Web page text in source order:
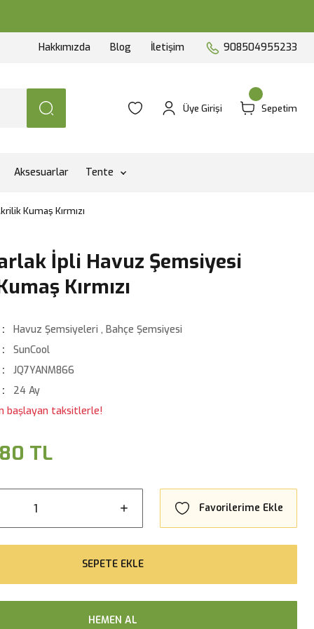
Hakkımızda Blog İletişim 908504955233
Üye Girişi Sepetim
Aksesuarlar Tente
Kumaş Kırmızı
İpli Havuz Şemsiyesi
Kırmızı
Havuz Şemsiyeleri ,Bahçe Şemsiyesi
SunCool
JQ7YANM866
24 Ay
başlayan taksitlerle!
TL
SEPETE EKLE
HEMEN AL